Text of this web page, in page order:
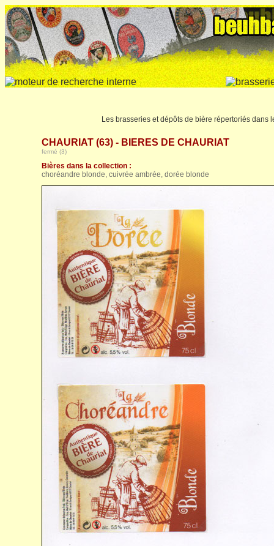
Les brasseries et dépôts de bière répertoriés dans
CHAURIAT (63) - BIERES DE CHAURIAT
fermé (3)
Bières dans la collection :
choréandre blonde, cuivrée ambrée, dorée blonde